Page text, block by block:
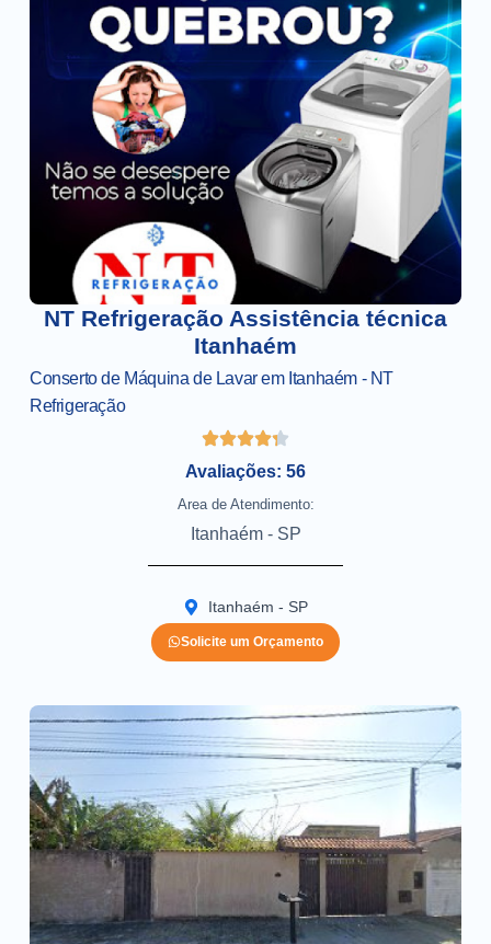
NT Refrigeração Assistência técnica
Itanhaém
Conserto de Máquina de Lavar em Itanhaém - NT
Refrigeração
Avaliações: 56
Area de Atendimento:
Itanhaém - SP
Itanhaém - SP
Solicite um Orçamento